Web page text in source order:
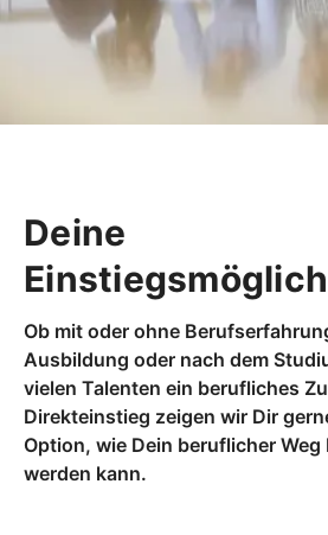
Deine
Ob mit oder ohne
Ausbildung oder nach dem
vielen Talenten ein berufliches
Direkteinstieg zeigen wir Dir
Option, wie Dein beruflicher
werden kann.